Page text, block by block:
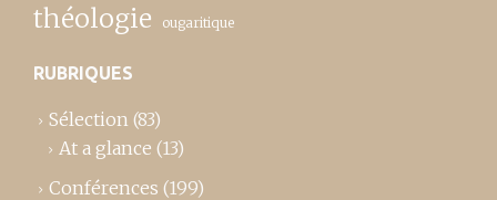
théologie ougaritique
RUBRIQUES
Sélection (83)
At a glance (13)
Conférences (199)